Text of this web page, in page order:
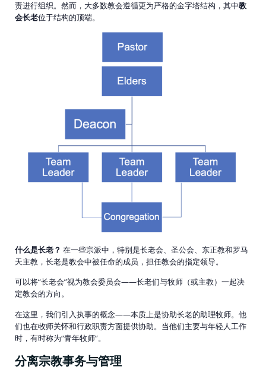
责进行组织。然而，大多数教会遵循更为严格的金字塔结构，其中教
会长老位于结构的顶端。
什么是长老？ 在一些宗派中，特别是长老会、圣公会、东正教和罗马
天主教，长老是教会中被任命的成员，担任教会的指定领导。
可以将“长老会”视为教会委员会——长老们与牧师（或主教）一起决
定教会的方向。
在这里，我们引入执事的概念——本质上是协助长老的助理牧师。他
们也在牧师关怀和行政职责方面提供协助。当他们主要与年轻人工作
时，有时称为“青年牧师”。
分离宗教事务与管理